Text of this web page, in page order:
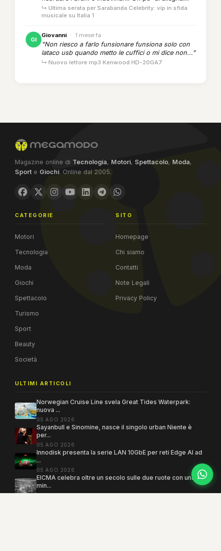
↳ Ultima serata per Sarabanda Celebrity: vip in sfida
musicale su Italia 1
GI
Giovanni · 1 mese fa
“Non riesco a farlo funsionare funsiona solo con
lataco usb quando metto le cuffici o mi dice non...”
↳ Nuovo lettore mp3 Kenwood HD-20GA7
Magazine online di Tecnologia, Motori, Spettacolo, Moda,
Sport e Giochi. Online dal 2005.
CATEGORIE
Motori
Tecnologia
Moda
Giochi
Spettacolo
Turismo
Sport
Beauty
Società
SITO
Homepage
Chi siamo
Contatti
Note Legali
Privacy Policy
ULTIMI ARTICOLI
Norwegian Cruise Line svela Great Tides Waterpark:
nuova ...
05 AGO 2026
Sayanbull e Sinomine, nasce il singolo urban Niente è
per...
05 AGO 2026
Innodisk presenta la serie LAN 10GbE per reti Edge AI ad
...
05 AGO 2026
EICMA celebra oltre un secolo sulle due ruote con una
min...
05 AGO 2026